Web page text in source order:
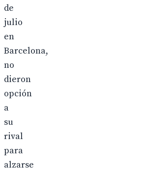
de
julio
en
Barcelona,
no
dieron
opción
a
su
rival
para
alzarse